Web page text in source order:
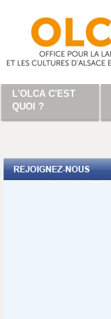
L'OLCA C'EST
QUOI ?